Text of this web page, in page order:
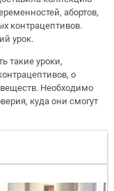
абортов,
контрацептивов.
урок.
такие уроки,
о
Необходимо
куда они смогут